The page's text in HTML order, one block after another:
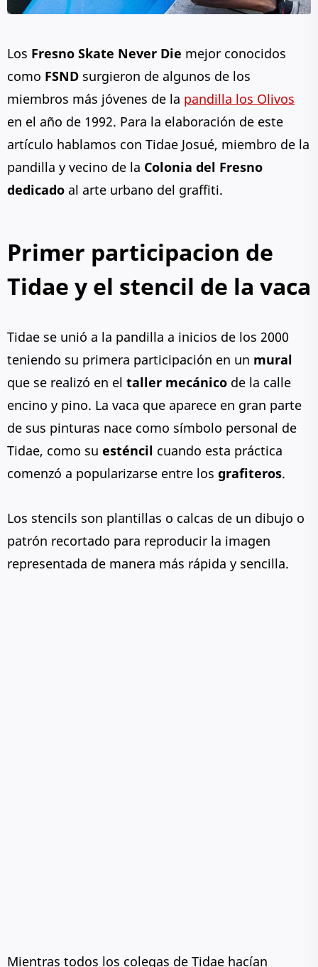
Los Fresno Skate Never Die mejor conocidos
como FSND surgieron de algunos de los
miembros más jóvenes de la pandilla los Olivos
en el año de 1992. Para la elaboración de este
artículo hablamos con Tidae Josué, miembro de la
pandilla y vecino de la Colonia del Fresno
dedicado al arte urbano del graffiti.
Primer participacion de
Tidae y el stencil de la vaca
Tidae se unió a la pandilla a inicios de los 2000
teniendo su primera participación en un mural
que se realizó en el taller mecánico de la calle
encino y pino. La vaca que aparece en gran parte
de sus pinturas nace como símbolo personal de
Tidae, como su esténcil cuando esta práctica
comenzó a popularizarse entre los grafiteros.
Los stencils son plantillas o calcas de un dibujo o
patrón recortado para reproducir la imagen
representada de manera más rápida y sencilla.
Mientras todos los colegas de Tidae hacían